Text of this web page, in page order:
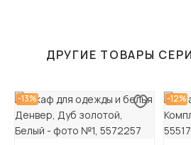
ДРУГИЕ ТОВАРЫ
-13% -12%